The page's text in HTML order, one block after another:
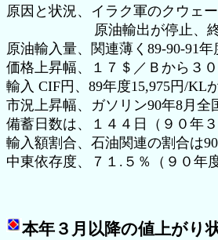
原因と状況、イラク軍のクウェ
原油輸出が停止、終戦
原油輸入量、関連薄く89-90-91
価格上昇幅、１７＄／Ｂから３
輸入 CIF円、89年度15,975円/KL
市況上昇幅、ガソリン90年8月全
備蓄日数は、１４４日（９０年
輸入額割合、石油関連の割合は
中東依存度、７１.５％（９０年
本年３月以降の値上がり